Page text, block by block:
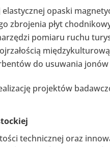
opaski
zbrojenia płyt
pomiaru ruchu
do usuwania
projektów
technicznej oraz